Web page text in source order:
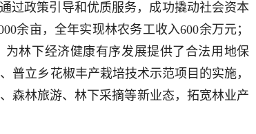
过政策引导和优质服务，成功撬动社会资本
余亩，全年实现林农务工收入600余万元；
林下经济健康有序发展提供了合法用地保
普立乡花椒丰产栽培技术示范项目的实施，
森林旅游、林下采摘等新业态，拓宽林业产